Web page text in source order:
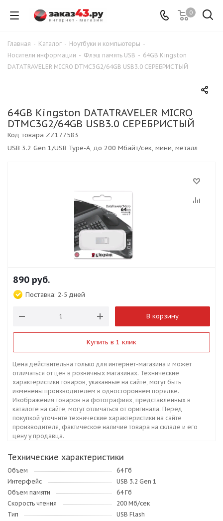
0
Главная - Каталог - Ноутбуки и компьютеры -
Носители информации - Флэш память USB - 64GB Kingston
DATATRAVELER MICRO DTMC3G2/64GB USB3.0 СЕРЕБРИСТЫЙ
64GB Kingston DATATRAVELER MICRO
DTMC3G2/64GB USB3.0 СЕРЕБРИСТЫЙ
USB 3.2 Gen 1/USB Type-A, до 200 Мбайт/сек, мини, металл
Код товара ZZ177583
890 руб.
Поставка: 2-5 дней
В корзину
Купить в 1 клик
Цена действительна только для интернет-магазина и может
отличаться от цен в розничных магазинах. Технические
характеристики товаров, указанные на сайте, могут быть
изменены производителем в одностороннем порядке.
Изображения товаров на фотографиях, представленных в
каталоге на сайте, могут отличаться от оригинала. Перед
покупкой уточните технические характеристики на сайте
производителя, фактическое наличие товара на складе и его
цену у продавца.
Технические характеристики
Объем
64 Гб
Интерфейс
USB 3.2 Gen 1
Объем памяти
64 Гб
Скорость чтения
200 Мб/сек
Тип
USB Flash